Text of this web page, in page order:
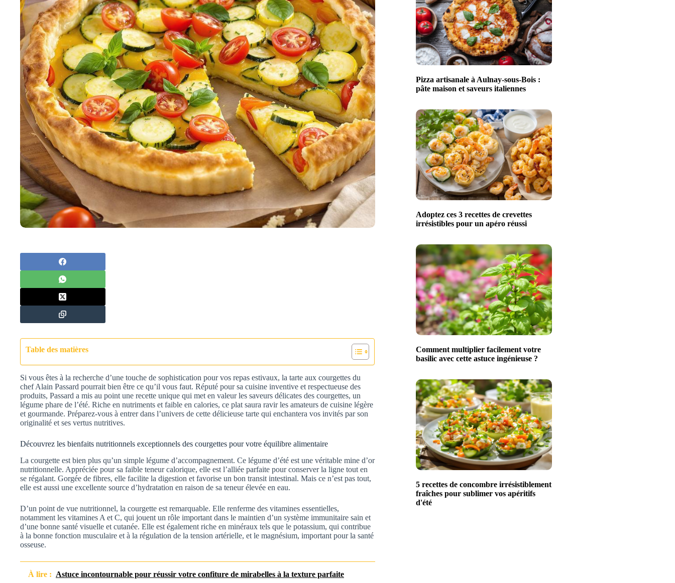
Table des matières
Si vous êtes à la recherche d’une touche de sophistication pour vos repas estivaux, la tarte aux courgettes du
chef Alain Passard pourrait bien être ce qu’il vous faut. Réputé pour sa cuisine inventive et respectueuse des
produits, Passard a mis au point une recette unique qui met en valeur les saveurs délicates des courgettes, un
légume phare de l’été. Riche en nutriments et faible en calories, ce plat saura ravir les amateurs de cuisine légère
et gourmande. Préparez-vous à entrer dans l’univers de cette délicieuse tarte qui enchantera vos invités par son
originalité et ses vertus nutritives.
Découvrez les bienfaits nutritionnels exceptionnels des courgettes pour votre équilibre alimentaire
La courgette est bien plus qu’un simple légume d’accompagnement. Ce légume d’été est une véritable mine d’or
nutritionnelle. Appréciée pour sa faible teneur calorique, elle est l’alliée parfaite pour conserver la ligne tout en
se régalant. Gorgée de fibres, elle facilite la digestion et favorise un bon transit intestinal. Mais ce n’est pas tout,
elle est aussi une excellente source d’hydratation en raison de sa teneur élevée en eau.
D’un point de vue nutritionnel, la courgette est remarquable. Elle renferme des vitamines essentielles,
notamment les vitamines A et C, qui jouent un rôle important dans le maintien d’un système immunitaire sain et
d’une bonne santé visuelle et cutanée. Elle est également riche en minéraux tels que le potassium, qui contribue
à la bonne fonction musculaire et à la régulation de la tension artérielle, et le magnésium, important pour la santé
osseuse.
À lire : Astuce incontournable pour réussir votre confiture de mirabelles à la texture parfaite
Pizza artisanale à Aulnay-sous-Bois :
pâte maison et saveurs italiennes
Adoptez ces 3 recettes de crevettes
irrésistibles pour un apéro réussi
Comment multiplier facilement votre
basilic avec cette astuce ingénieuse ?
5 recettes de concombre irrésistiblement
fraîches pour sublimer vos apéritifs
d'été